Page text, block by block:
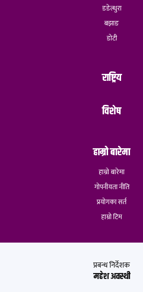
डडेल्धुरा
बझाङ
डोटी
राष्ट्रिय
विशेष
हाम्रो बारेमा
हाम्रो बारेमा
गोपनीयता नीति
प्रयोगका सर्त
हाम्रो टिम
प्रबन्ध निर्देशक
महेश अवस्थी